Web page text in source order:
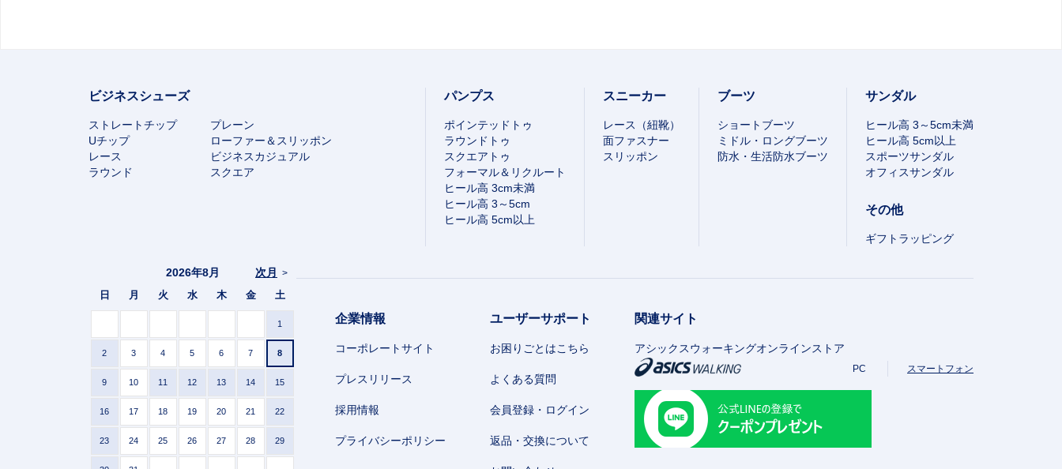
ビジネスシューズ
ストレートチップ
プレーン
Uチップ
ローファー＆スリッポン
レース
ビジネスカジュアル
ラウンド
スクエア
パンプス
ポインテッドトゥ
ラウンドトゥ
スクエアトゥ
フォーマル＆リクルート
ヒール高 3cm未満
ヒール高 3～5cm
ヒール高 5cm以上
スニーカー
レース（紐靴）
面ファスナー
スリッポン
ブーツ
ショートブーツ
ミドル・ロングブーツ
防水・生活防水ブーツ
サンダル
ヒール高 3～5cm未満
ヒール高 5cm以上
スポーツサンダル
オフィスサンダル
その他
ギフトラッピング
次月 >
2026年8月
日 月 火 水 木 金 土
1
2 3 4 5 6 7 8
9 10 11 12 13 14 15
16 17 18 19 20 21 22
23 24 25 26 27 28 29
企業情報
コーポレートサイト
プレスリリース
採用情報
プライバシーポリシー
ユーザーサポート
お困りごとはこちら
よくある質問
会員登録・ログイン
返品・交換について
関連サイト
アシックスウォーキングオンラインストア
PC スマートフォン